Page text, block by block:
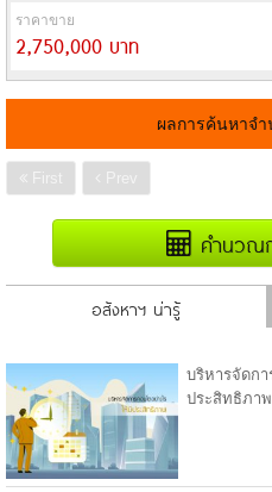
ราคาขาย
2,750,000 บาท
ผลการค้นหาจำ
First Prev
คำนวณก
อสังหาฯ น่ารู้
บริหารจัดก
ประสิทธิภาพ